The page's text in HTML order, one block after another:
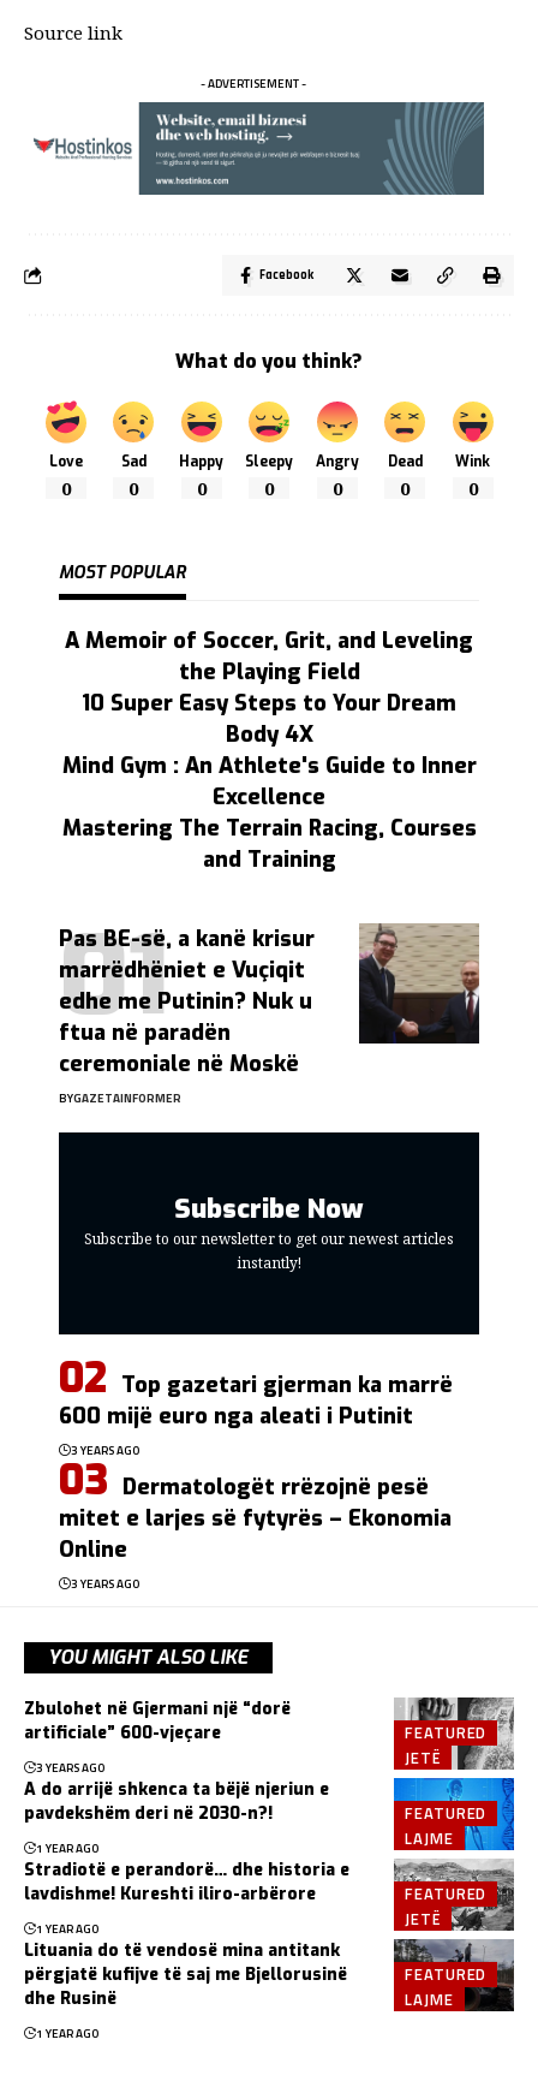
Source link
- ADVERTISEMENT -
Facebook
What do you think?
Love
0
Sad
0
Happy
0
Sleepy
0
Angry
0
Dead
0
Wink
0
MOST POPULAR
A Memoir of Soccer, Grit, and Leveling
the Playing Field
10 Super Easy Steps to Your Dream
Body 4X
Mind Gym : An Athlete's Guide to Inner
Excellence
Mastering The Terrain Racing, Courses
and Training
Pas BE-së, a kanë krisur
marrëdhëniet e Vuçiqit
edhe me Putinin? Nuk u
ftua në paradën
ceremoniale në Moskë
BYGAZETAINFORMER
Subscribe Now
Subscribe to our newsletter to get our newest articles
instantly!
Top gazetari gjerman ka marrë
600 mijë euro nga aleati i Putinit
3 YEARS AGO
Dermatologët rrëzojnë pesë
mitet e larjes së fytyrës – Ekonomia
Online
3 YEARS AGO
YOU MIGHT ALSO LIKE
FEATURED
JETË
Zbulohet në Gjermani një “dorë
artificiale” 600-vjeçare
3 YEARS AGO
FEATURED
LAJME
A do arrijë shkenca ta bëjë njeriun e
pavdekshëm deri në 2030-n?!
1 YEAR AGO
FEATURED
JETË
Stradiotë e perandorë… dhe historia e
lavdishme! Kureshti iliro-arbërore
1 YEAR AGO
FEATURED
LAJME
Lituania do të vendosë mina antitank
përgjatë kufijve të saj me Bjellorusinë
dhe Rusinë
1 YEAR AGO